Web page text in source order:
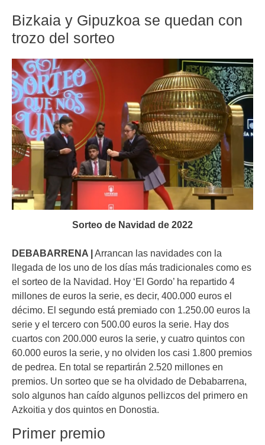
Bizkaia y Gipuzkoa se quedan con
trozo del sorteo
Sorteo de Navidad de 2022
DEBABARRENA |
Arrancan las navidades con la
llegada de los uno de los días más tradicionales como es
el sorteo de la Navidad. Hoy ‘El Gordo’ ha repartido 4
millones de euros la serie, es decir, 400.000 euros el
décimo. El segundo está premiado con 1.250.00 euros la
serie y el tercero con 500.00 euros la serie. Hay dos
cuartos con 200.000 euros la serie, y cuatro quintos con
60.000 euros la serie, y no olviden los casi 1.800 premios
de pedrea. En total se repartirán 2.520 millones en
premios. Un sorteo que se ha olvidado de Debabarrena,
solo algunos han caído algunos pellizcos del primero en
Azkoitia y dos quintos en Donostia.
Primer premio